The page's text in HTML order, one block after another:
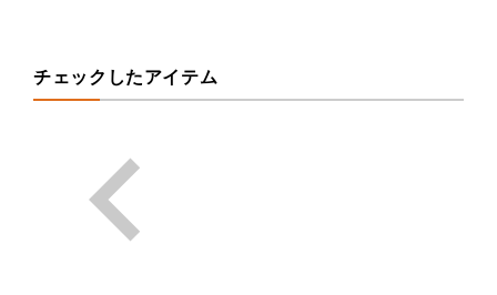
チェックしたアイテム